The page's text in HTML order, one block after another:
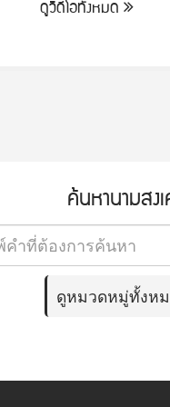
ดูวิดีโอทั้งหมด
ค้นหานามสง
ดูหมวดหมู่ทั้งห